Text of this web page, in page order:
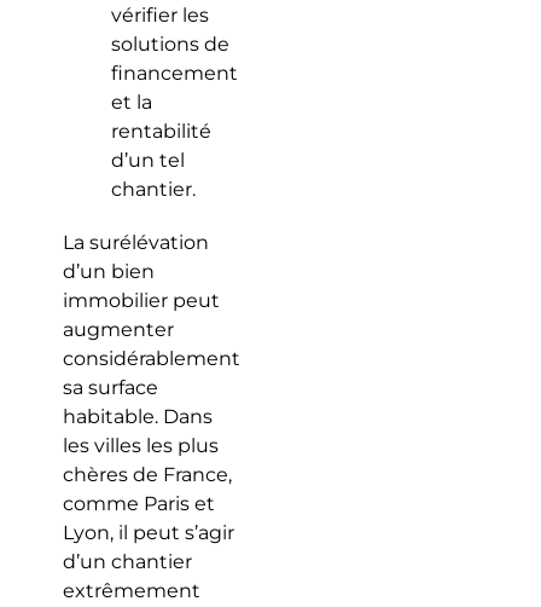
vérifier les
solutions de
financement
et la
rentabilité
d’un tel
chantier.
La surélévation
d’un bien
immobilier peut
augmenter
considérablement
sa surface
habitable. Dans
les villes les plus
chères de France,
comme Paris et
Lyon, il peut s’agir
d’un chantier
extrêmement